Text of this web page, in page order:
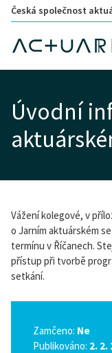
Česká společnost
Úvodní
Vážení kolegové, v
o Jarním aktuárském
termínu v Říčanech.
přístup při tvorbě
setkání.
Zamčeno: Ne
Publikováno: 2. 2.